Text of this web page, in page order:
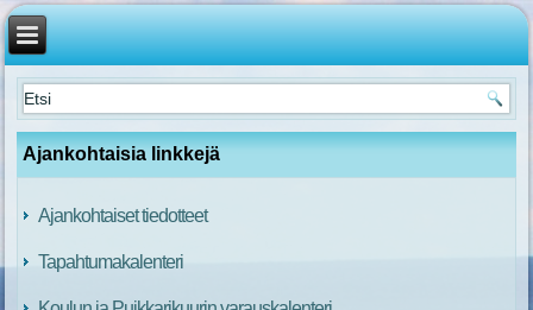
Ajankohtaisia linkkejä
Ajankohtaiset tiedotteet
Tapahtumakalenteri